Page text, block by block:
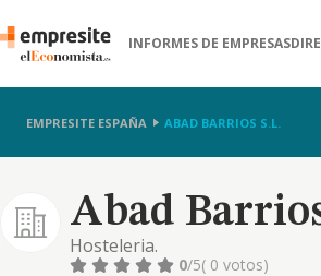
INFORMES DE EMPRESAS
EMPRESITE ESPAÑA ABAD BARRIOS S.L.
Abad
Hosteleria.
0/5( 0 votos)